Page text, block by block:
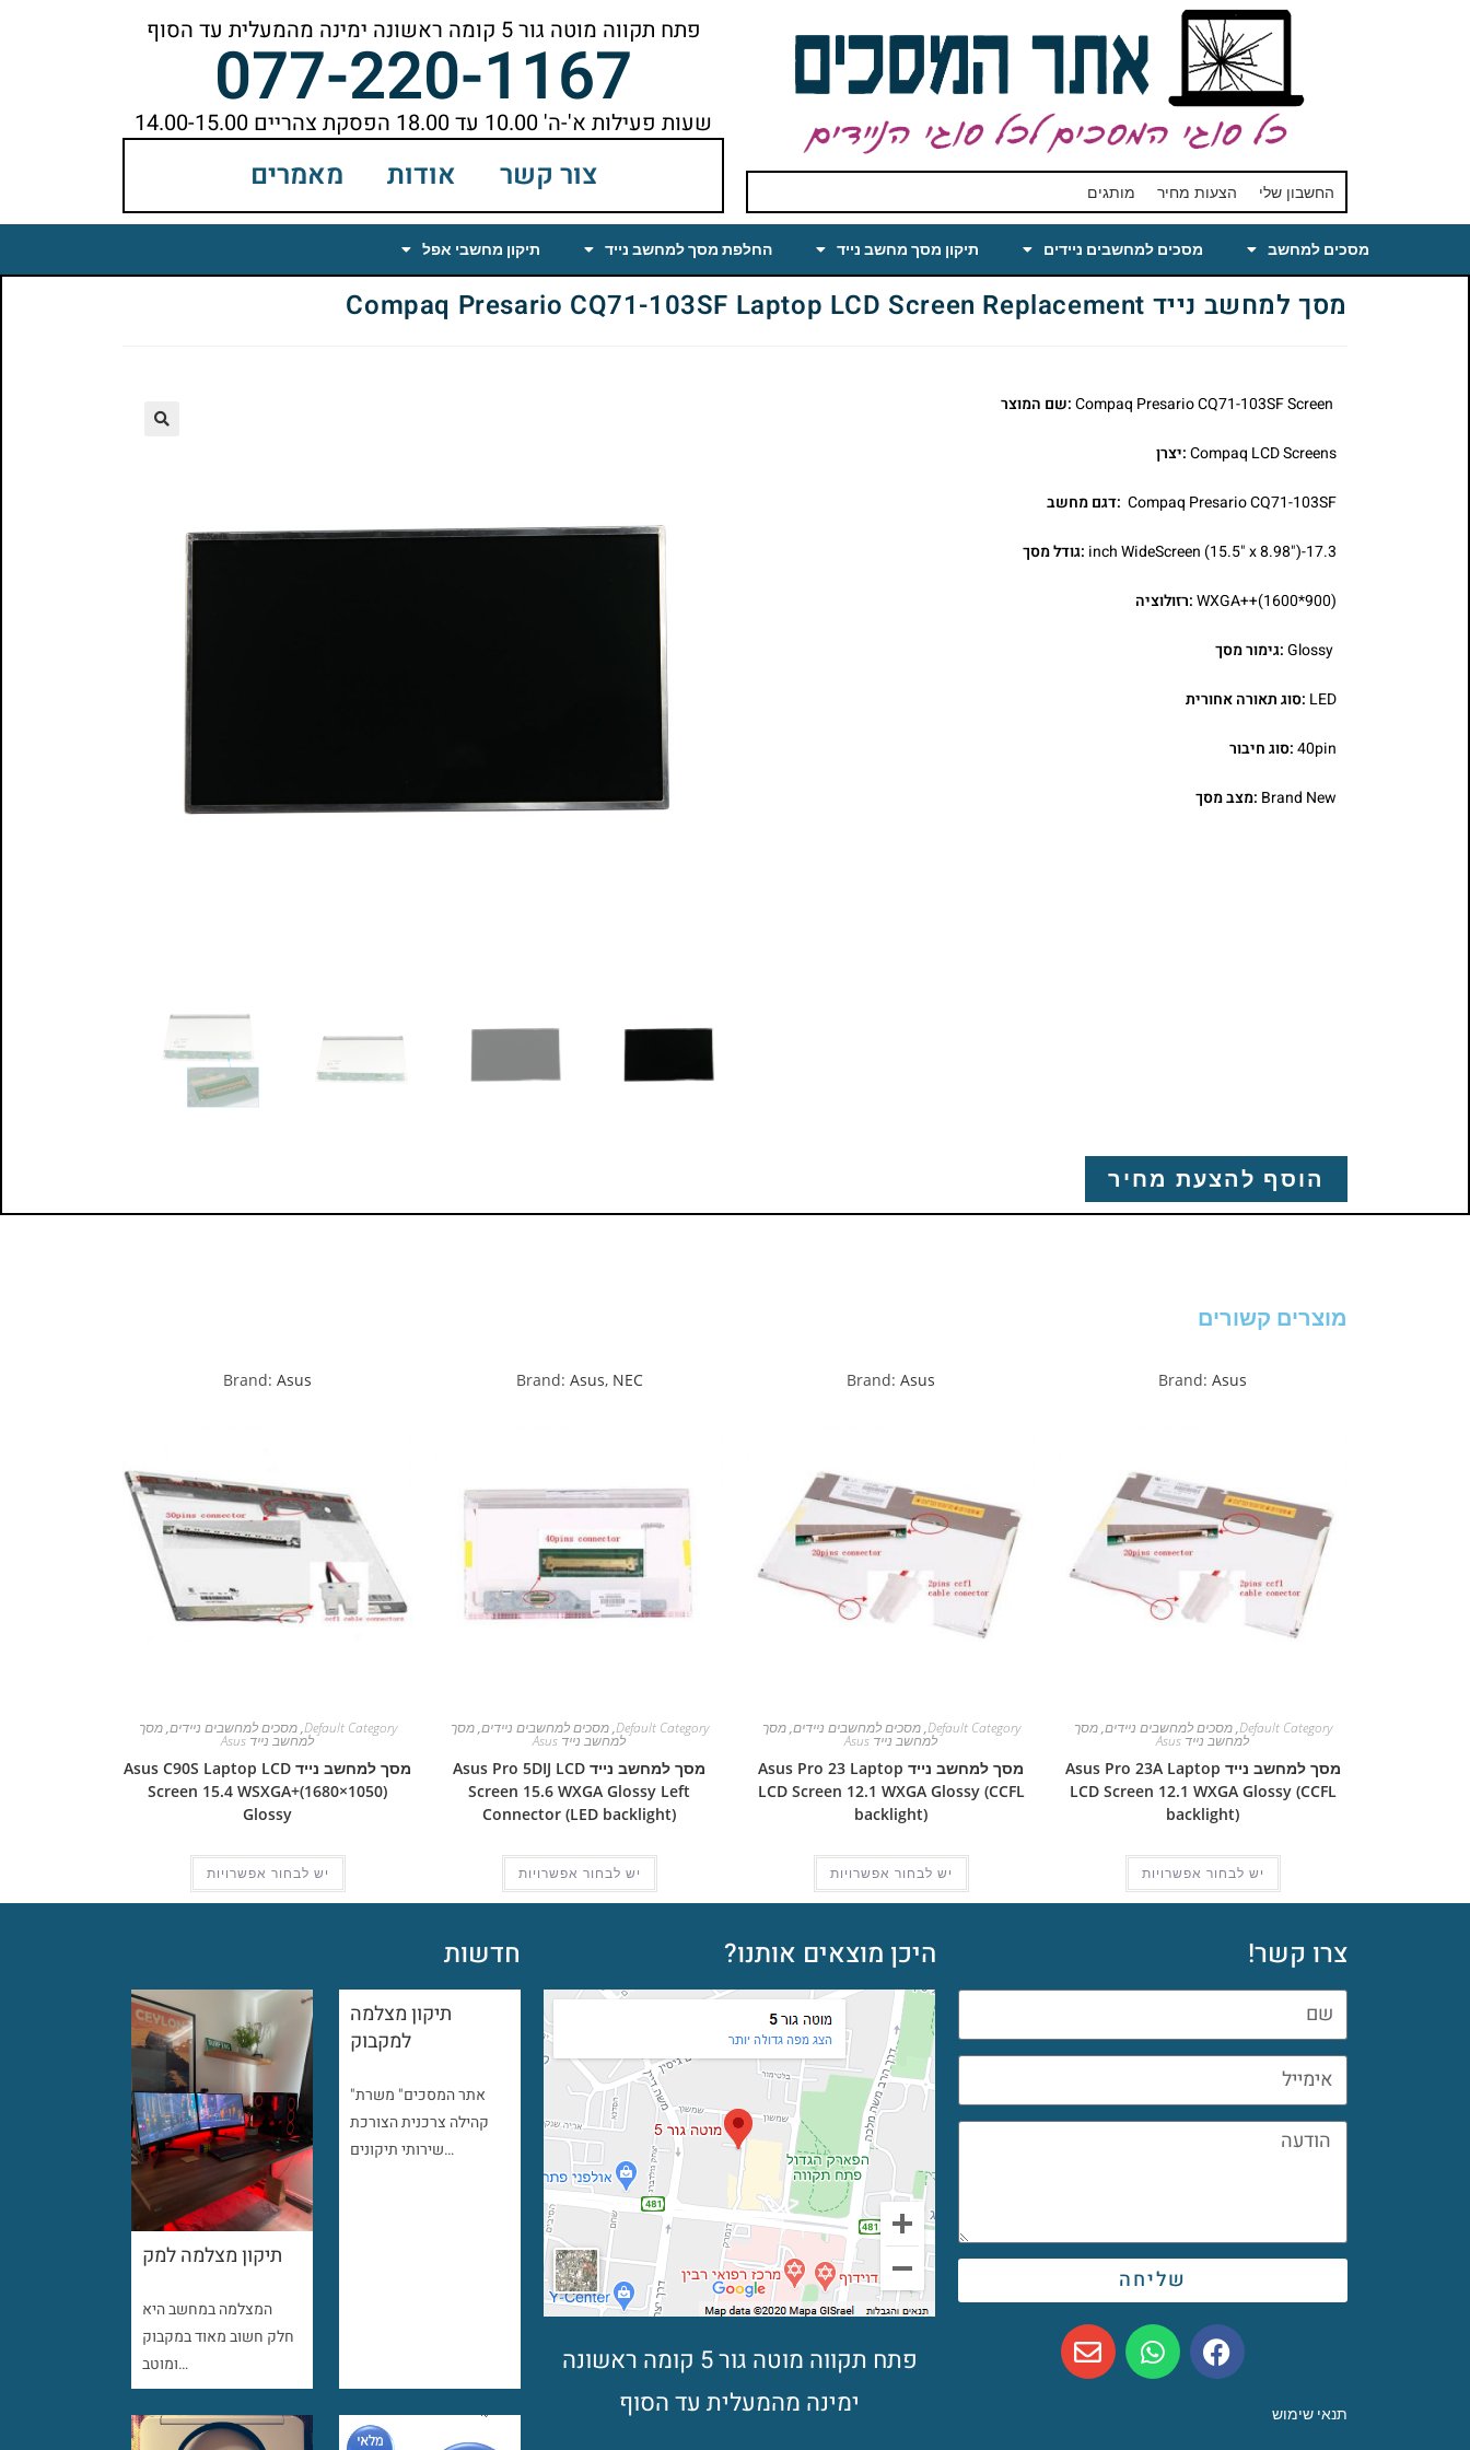
החשבון שלי הצעות מחיר מותגים
פתח תקווה מוטה גור 5 קומה ראשונה ימינה מהמעלית עד הסוף
077-220-1167שעות פעילות א'-ה' 10.00 עד 18.00 הפסקת צהריים 14.00-15.00
צור קשר אודות מאמרים
מסכים למחשב מסכים למחשבים ניידים תיקון מסך מחשב נייד החלפת מסך למחשב נייד תיקון מחשבי אפל
מסך למחשב נייד Compaq Presario CQ71-103SF Laptop LCD Screen Replacement
:שם המוצר
Compaq LCD Screens:יצרן
Compaq Presario CQ71-103SF :דגם מחשב
17.3-inch WideScreen (15.5" x 8.98") :גודל מסך
WXGA++(1600*900):רזולוציה
Glossy:גימור מסך
LED :סוג תאורה אחורית
40pin:סוג חיבור
Brand New :מצב מסך
הוסף להצעת מחיר
מוצרים קשורים
Brand: Asus
Default Category
,מסכים למחשבים ניידים,מסך
למחשב נייד Asus
מסך למחשב נייד Asus Pro 23A Laptop
LCD Screen 12.1 WXGA Glossy (CCFL
backlight)
יש לבחור אפשרויות
Brand: Asus
Default Category
,מסכים למחשבים ניידים,מסך
למחשב נייד Asus
מסך למחשב נייד Asus Pro 23 Laptop
LCD Screen 12.1 WXGA Glossy (CCFL
backlight)
יש לבחור אפשרויות
Brand: Asus, NEC
Default Category
,מסכים למחשבים ניידים,מסך
למחשב נייד Asus
מסך למחשב נייד Asus Pro 5DIJ LCD
Screen 15.6 WXGA Glossy Left
Connector (LED backlight)
יש לבחור אפשרויות
Brand: Asus
Default Category
,מסכים למחשבים ניידים,מסך
למחשב נייד Asus
מסך למחשב נייד Asus C90S Laptop LCD
Screen 15.4 WSXGA+(1680×1050)
Glossy
יש לבחור אפשרויות
צרו קשר!
שליחה
תנאי שימוש
היכן מוצאים אותנו?
פתח תקווה מוטה גור 5 קומה ראשונה
ימינה מהמעלית עד הסוף
חדשות
תיקון מצלמה למק
המצלמה במחשב היא
חלק חשוב מאוד במקבוק
ומוטב…
תיקון מצלמה
למקבוק
"אתר המסכים" משרת
קהילה צרכנית הצורכת
שירותי תיקונים…